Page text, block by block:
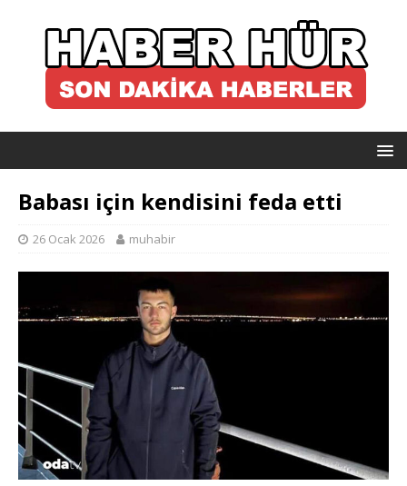
Babası için kendisini feda etti
26 Ocak 2026 muhabir